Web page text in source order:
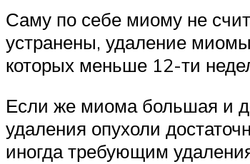
Саму по себе миому не
устранены, удаление
которых меньше 12-ти
Если же миома большая и
удаления опухоли
иногда требующим